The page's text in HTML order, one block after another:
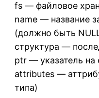
fs — файловое
name — название
(должно быть
структура —
ptr — указатель на
attributes —
типа)